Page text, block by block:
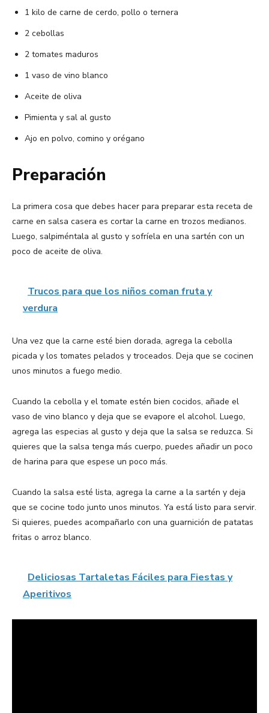
1 kilo de carne de cerdo, pollo o ternera
2 cebollas
2 tomates maduros
1 vaso de vino blanco
Aceite de oliva
Pimienta y sal al gusto
Ajo en polvo, comino y orégano
Preparación
La primera cosa que debes hacer para preparar esta receta de
carne en salsa casera es cortar la carne en trozos medianos.
Luego, salpiméntala al gusto y sofríela en una sartén con un
poco de aceite de oliva.
Trucos para que los niños coman fruta y
verdura
Una vez que la carne esté bien dorada, agrega la cebolla
picada y los tomates pelados y troceados. Deja que se cocinen
unos minutos a fuego medio.
Cuando la cebolla y el tomate estén bien cocidos, añade el
vaso de vino blanco y deja que se evapore el alcohol. Luego,
agrega las especias al gusto y deja que la salsa se reduzca. Si
quieres que la salsa tenga más cuerpo, puedes añadir un poco
de harina para que espese un poco más.
Cuando la salsa esté lista, agrega la carne a la sartén y deja
que se cocine todo junto unos minutos. Ya está listo para servir.
Si quieres, puedes acompañarlo con una guarnición de patatas
fritas o arroz blanco.
Deliciosas Tartaletas Fáciles para Fiestas y
Aperitivos